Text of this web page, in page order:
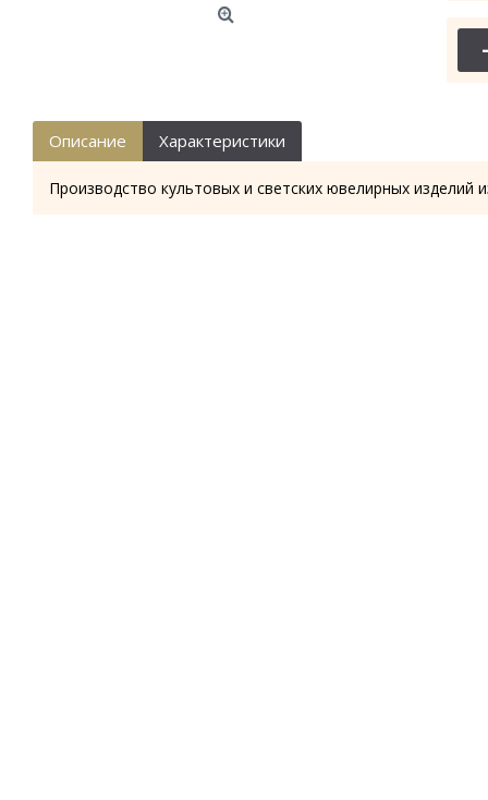
-
Описание Характеристики
Производство культовых и светских ювелирных изделий